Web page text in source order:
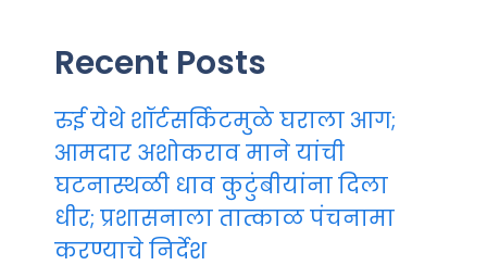
Recent Posts
रुई येथे शॉर्टसर्किटमुळे घराला आग;
आमदार अशोकराव माने यांची
घटनास्थळी धाव कुटुंबीयांना दिला
धीर; प्रशासनाला तात्काळ पंचनामा
करण्याचे निर्देश